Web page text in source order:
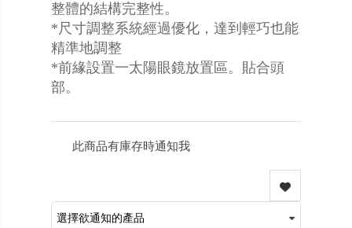
整體的結構完整性。
*尺寸調整系統經過優化，達到輕巧也能
精準地調整
*前緣設置一太陽眼鏡放置區。貼合頭
部。
此商品有庫存時通知我